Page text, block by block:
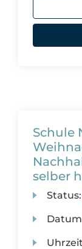
Schule
selber
Status: